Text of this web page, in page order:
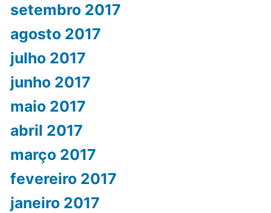
setembro 2017
agosto 2017
julho 2017
junho 2017
maio 2017
abril 2017
março 2017
fevereiro 2017
janeiro 2017